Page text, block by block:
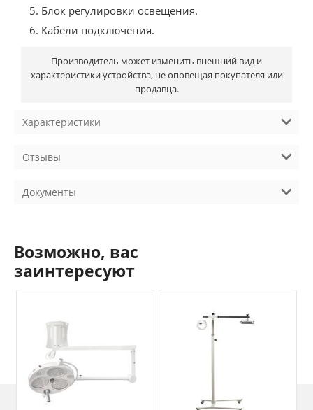
Блок регулировки освещения.
Кабели подключения.
Производитель может изменить внешний вид и
характеристики устройства, не оповещая покупателя или
продавца.
Характеристики
Отзывы
Документы
Возможно, вас
заинтересуют